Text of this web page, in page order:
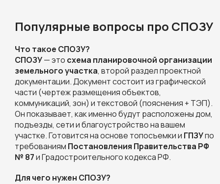
Популярные вопросы про СПОЗУ
Что такое СПОЗУ?
СПОЗУ— это схема планировочной организации
земельного участка, второй раздел проектной
документации. Документ состоит из графической
части (чертеж размещения объектов,
коммуникаций, зон) и текстовой (пояснения + ТЭП).
Он показывает, как именно будут расположены дом,
подъезды, сети и благоустройство на вашем
участке. Готовится на основе топосъемки и ГПЗУпо
требованиям Постановления Правительства РФ
№ 87и Градостроительного кодекса РФ.
Для чего нужен СПОЗУ?